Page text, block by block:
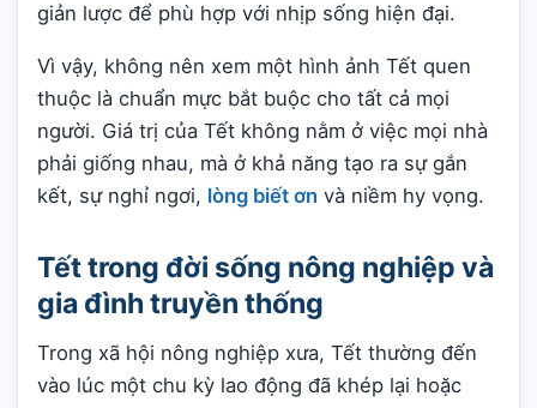
giản lược để phù hợp với nhịp sống hiện đại.
Vì vậy, không nên xem một hình ảnh Tết quen
thuộc là chuẩn mực bắt buộc cho tất cả mọi
người. Giá trị của Tết không nằm ở việc mọi nhà
phải giống nhau, mà ở khả năng tạo ra sự gắn
kết, sự nghỉ ngơi, lòng biết ơn và niềm hy vọng.
Tết trong đời sống nông nghiệp và
gia đình truyền thống
Trong xã hội nông nghiệp xưa, Tết thường đến
vào lúc một chu kỳ lao động đã khép lại hoặc